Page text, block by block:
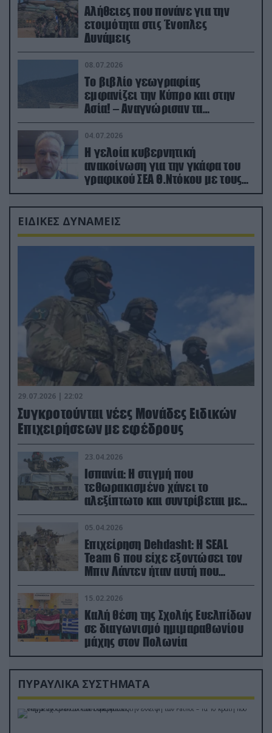
Αλήθειες που πονάνε για την
ετοιμότητα στις Ένοπλες
Δυνάμεις
08.07.2026
Το βιβλίο γεωγραφίας
εμφανίζει την Κύπρο και στην
Ασία! – Αναγνώρισαν τα
κατεχόμενα; (φωτο)
04.07.2026
Η γελοία κυβερνητική
ανακοίνωση για την γκάφα του
γραφικού ΣΕΑ Θ.Ντόκου με τους
Ρώσους φαρσέρ
ΕΙΔΙΚΕΣ ΔΥΝΑΜΕΙΣ
29.07.2026 | 22:02
Συγκροτούνται νέες Μονάδες Ειδικών
Επιχειρήσεων με εφέδρους
23.04.2026
Ισπανία: Η στιγμή που
τεθωρακισμένο χάνει το
αλεξίπτωτο και συντρίβεται με
ορμή στο έδαφος (βίντεο)
05.04.2026
Επιχείρηση Dehdasht: Η SEAL
Team 6 που είχε εξοντώσει τον
Μπιν Λάντεν ήταν αυτή που
διέσωσε τον πιλότο του F-15
15.02.2026
Καλή θέση της Σχολής Ευελπίδων
σε διαγωνισμό ημιμαραθωνίου
μάχης στον Πολωνία
ΠΥΡΑΥΛΙΚΑ ΣΥΣΤΗΜΑΤΑ